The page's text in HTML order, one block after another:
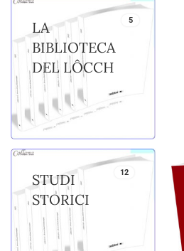
LA
BIBLIOTECA
DEL LÔCCH
5
STUDI
STORICI
12